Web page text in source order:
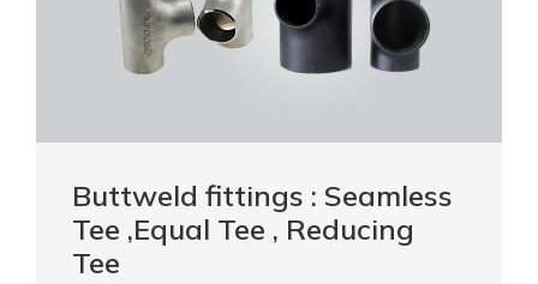
Buttweld fittings : Seamless
Tee ,Equal Tee , Reducing
Tee